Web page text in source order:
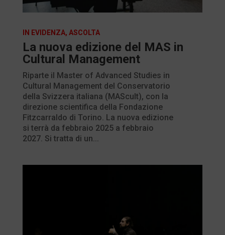
La nuova edizione del MAS in
Cultural Management
IN EVIDENZA, ASCOLTA
Riparte il Master of Advanced Studies in
Cultural Management del Conservatorio
della Svizzera italiana (MAScult), con la
direzione scientifica della Fondazione
Fitzcarraldo di Torino. La nuova edizione
si terrà da febbraio 2025 a febbraio
2027. Si tratta di un...